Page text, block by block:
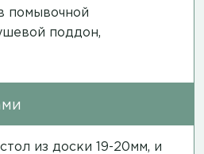
помывочной
поддон,
из доски 19-20мм, и